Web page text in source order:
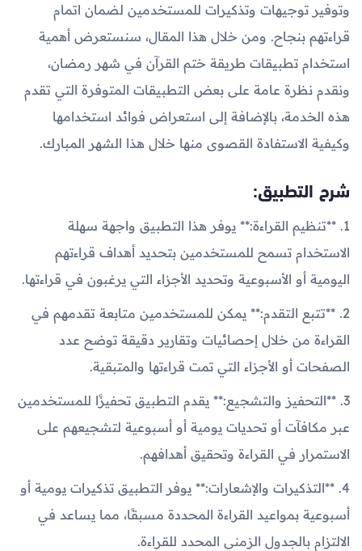
وتوفير توجيهات وتذكيرات للمستخدمين لضمان اتمام
قراءتهم بنجاح. ومن خلال هذا المقال، سنستعرض أهمية
استخدام تطبيقات طريقة ختم القرآن في شهر رمضان،
ونقدم نظرة عامة على بعض التطبيقات المتوفرة التي تقدم
هذه الخدمة، بالإضافة إلى استعراض فوائد استخدامها
وكيفية الاستفادة القصوى منها خلال هذا الشهر المبارك.
شرح التطبيق:
1. **تنظيم القراءة:** يوفر هذا التطبيق واجهة سهلة
الاستخدام تسمح للمستخدمين بتحديد أهداف قراءتهم
اليومية أو الأسبوعية وتحديد الأجزاء التي يرغبون في قراءتها.
2. **تتبع التقدم:** يمكن للمستخدمين متابعة تقدمهم في
القراءة من خلال إحصائيات وتقارير دقيقة توضح عدد
الصفحات أو الأجزاء التي تمت قراءتها والمتبقية.
3. **التحفيز والتشجيع:** يقدم التطبيق تحفيزًا للمستخدمين
عبر مكافآت أو تحديات يومية أو أسبوعية لتشجيعهم على
الاستمرار في القراءة وتحقيق أهدافهم.
4. **التذكيرات والإشعارات:** يوفر التطبيق تذكيرات يومية أو
أسبوعية بمواعيد القراءة المحددة مسبقًا، مما يساعد في
الالتزام بالجدول الزمني المحدد للقراءة.